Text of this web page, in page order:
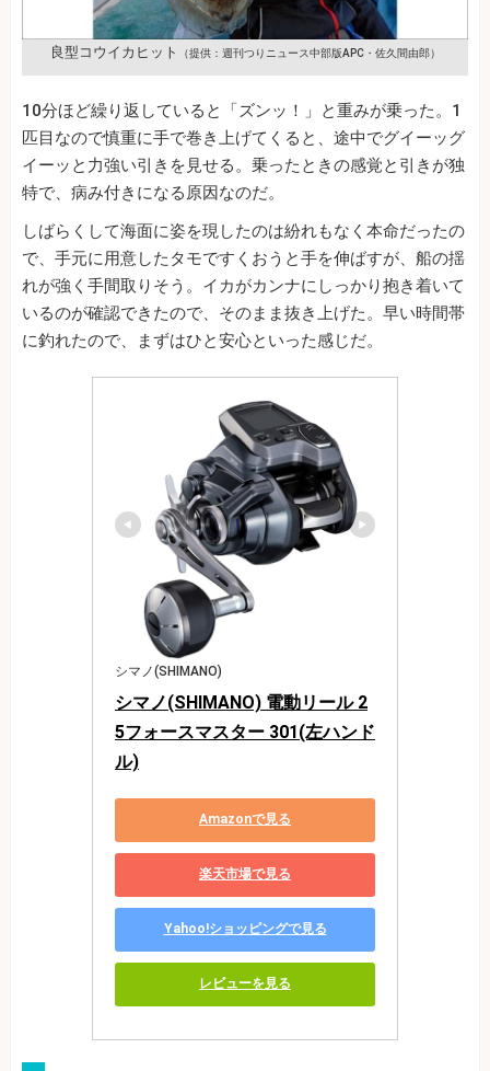
良型コウイカヒット （提供：週刊つりニュース中部版APC・佐久間由郎）
10分ほど繰り返していると「ズンッ！」と重みが乗った。1
匹目なので慎重に手で巻き上げてくると、途中でグイーッグ
イーッと力強い引きを見せる。乗ったときの感覚と引きが独
特で、病み付きになる原因なのだ。
しばらくして海面に姿を現したのは紛れもなく本命だったの
で、手元に用意したタモですくおうと手を伸ばすが、船の揺
れが強く手間取りそう。イカがカンナにしっかり抱き着いて
いるのが確認できたので、そのまま抜き上げた。早い時間帯
に釣れたので、まずはひと安心といった感じだ。
シマノ(SHIMANO)
シマノ(SHIMANO) 電動リール 2
5フォースマスター 301(左ハンド
ル)
Amazonで見る
楽天市場で見る
Yahoo!ショッピングで見る
レビューを見る